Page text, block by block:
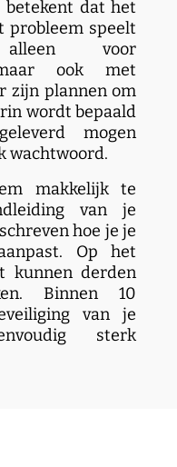
betekent dat het
probleem speelt
voor
maar ook met
zijn plannen om
wordt bepaald
mogen
wachtwoord.
makkelijk te
van je
hoe je je
Op het
kunnen derden
Binnen 10
van je
sterk